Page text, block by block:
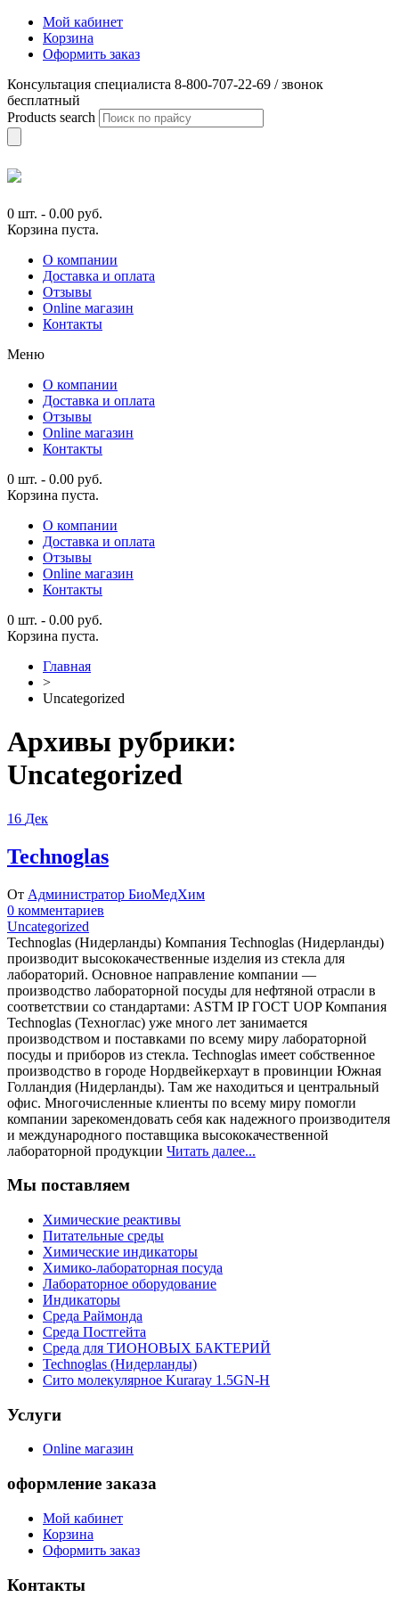
Мой кабинет
Корзина
Оформить заказ
Консультация специалиста 8-800-707-22-69 / звонок
бесплатный
Products search
0 шт. - 0.00 руб.
Корзина пуста.
О компании
Доставка и оплата
Отзывы
Online магазин
Контакты
Меню
О компании
Доставка и оплата
Отзывы
Online магазин
Контакты
0 шт. - 0.00 руб.
Корзина пуста.
О компании
Доставка и оплата
Отзывы
Online магазин
Контакты
0 шт. - 0.00 руб.
Корзина пуста.
Главная
>
Uncategorized
Архивы рубрики:
Uncategorized
16 Дек
Technoglas
От Администратор БиоМедХим
0 комментариев
Uncategorized
Technoglas (Нидерланды) Компания Technoglas (Нидерланды)
производит высококачественные изделия из стекла для
лабораторий. Основное направление компании —
производство лабораторной посуды для нефтяной отрасли в
соответствии со стандартами: ASTM IP ГОСТ UOP Компания
Technoglas (Техноглас) уже много лет занимается
производством и поставками по всему миру лабораторной
посуды и приборов из стекла. Technoglas имеет собственное
производство в городе Нордвейкерхаут в провинции Южная
Голландия (Нидерланды). Там же находиться и центральный
офис. Многочисленные клиенты по всему миру помогли
компании зарекомендовать себя как надежного производителя
и международного поставщика высококачественной
лабораторной продукции Читать далее...
Мы поставляем
Химические реактивы
Питательные среды
Химические индикаторы
Химико-лабораторная посуда
Лабораторное оборудование
Индикаторы
Среда Раймонда
Среда Постгейта
Среда для ТИОНОВЫХ БАКТЕРИЙ
Technoglas (Нидерланды)
Сито молекулярное Kuraray 1.5GN-H
Услуги
Online магазин
оформление заказа
Мой кабинет
Корзина
Оформить заказ
Контакты